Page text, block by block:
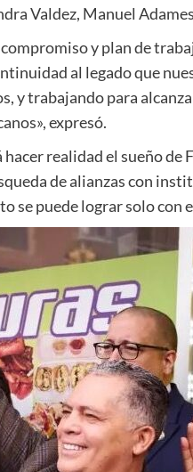
Valdez, Manuel
y plan de
al legado que
y trabajando para
expresó.
hacer realidad el sueño
de alianzas con
se puede lograr solo con